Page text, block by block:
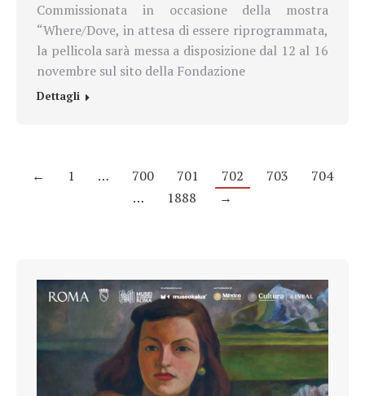
Commissionata in occasione della mostra
“Where/Dove, in attesa di essere riprogrammata,
la pellicola sarà messa a disposizione dal 12 al 16
novembre sul sito della Fondazione
Dettagli
← 1 … 700 701 702 703
704
…
1888 →